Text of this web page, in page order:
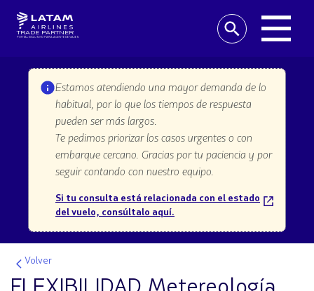
TRADE PARTNER
PORTAL EXCLUSIVO PARA AGENTE DE VIAJES
Estamos atendiendo una mayor demanda de lo
habitual, por lo que los tiempos de respuesta
pueden ser más largos.
Te pedimos priorizar los casos urgentes o con
embarque cercano. Gracias por tu paciencia y por
seguir contando con nuestro equipo.
Si tu consulta está relacionada con el estado
del vuelo, consúltalo aquí.
Volver